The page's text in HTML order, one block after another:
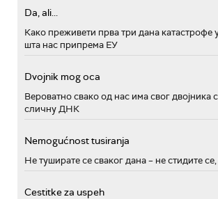
Da, ali...
Како преживети прва три дана катастрофе
шта нас припрема ЕУ
Dvojnik mog oca
Вероватно свако од нас има свог двојника
сличну ДНК
Nemogućnost tusiranja
Не туширате се сваког дана – не стидите се,
Cestitke za uspeh